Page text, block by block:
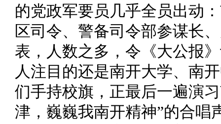
的党政军要员几乎全员出动
区司令、警备司令部参谋长
表，人数之多，令《大公报
人注目的还是南开大学、南
们手持校旗，正最后一遍演
津，巍巍我南开精神”的合唱